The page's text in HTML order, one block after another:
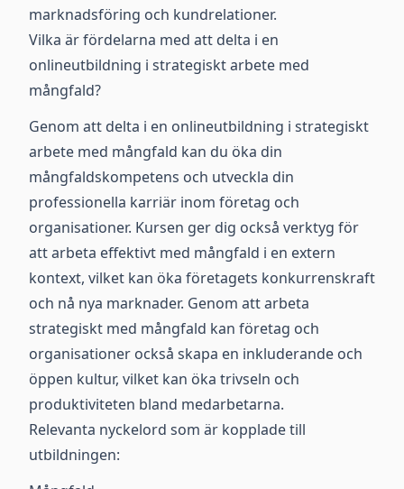
marknadsföring och kundrelationer.
Vilka är fördelarna med att delta i en
onlineutbildning i strategiskt arbete med
mångfald?
Genom att delta i en onlineutbildning i strategiskt
arbete med mångfald kan du öka din
mångfaldskompetens och utveckla din
professionella karriär inom företag och
organisationer. Kursen ger dig också verktyg för
att arbeta effektivt med mångfald i en extern
kontext, vilket kan öka företagets konkurrenskraft
och nå nya marknader. Genom att arbeta
strategiskt med mångfald kan företag och
organisationer också skapa en inkluderande och
öppen kultur, vilket kan öka trivseln och
produktiviteten bland medarbetarna.
Relevanta nyckelord som är kopplade till
utbildningen: